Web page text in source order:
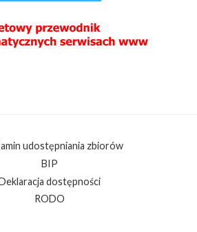
udostępniania zbiorów
BIP
dostępności
RODO